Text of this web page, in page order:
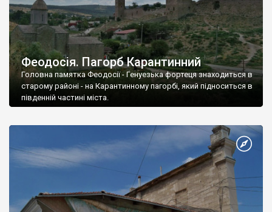
Феодосія. Пагорб Карантинний
Головна памятка Феодосії - Генуезька фортеця знаходиться в
старому районі - на Карантинному пагорбі, який підноситься в
південній частині міста.